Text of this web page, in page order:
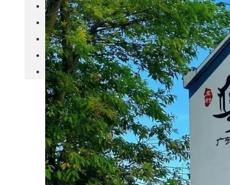
东莞
城市更新
房产政策
中国
其他